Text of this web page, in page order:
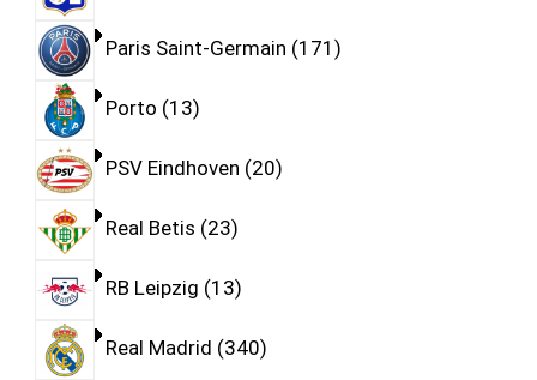
Paris Saint-Germain 171
Porto 13
PSV Eindhoven 20
Real Betis 23
RB Leipzig 13
Real Madrid 340